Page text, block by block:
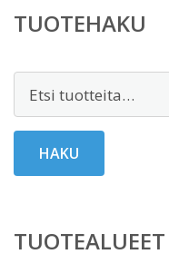
TUOTEHAKU
HAKU
TUOTEALUEET